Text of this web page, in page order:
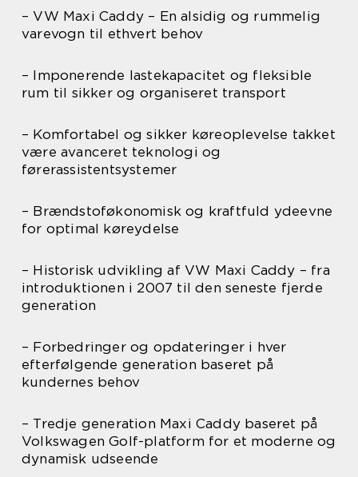
– VW Maxi Caddy – En alsidig og rummelig
varevogn til ethvert behov
– Imponerende lastekapacitet og fleksible
rum til sikker og organiseret transport
– Komfortabel og sikker køreoplevelse takket
være avanceret teknologi og
førerassistentsystemer
– Brændstoføkonomisk og kraftfuld ydeevne
for optimal køreydelse
– Historisk udvikling af VW Maxi Caddy – fra
introduktionen i 2007 til den seneste fjerde
generation
– Forbedringer og opdateringer i hver
efterfølgende generation baseret på
kundernes behov
– Tredje generation Maxi Caddy baseret på
Volkswagen Golf-platform for et moderne og
dynamisk udseende